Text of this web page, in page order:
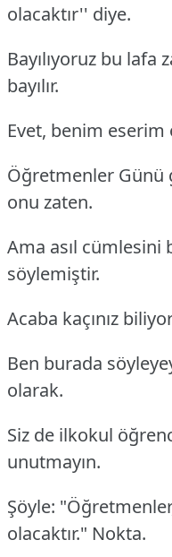
olacaktır'' diye.
Bayılıyoruz bu
bayılır.
Evet, benim eserim
Öğretmenler Günü
onu zaten.
Ama asıl
söylemiştir.
Acaba kaçınız
Ben burada
olarak.
Siz de ilkokul
unutmayın.
Şöyle:
olacaktır." Nokta.